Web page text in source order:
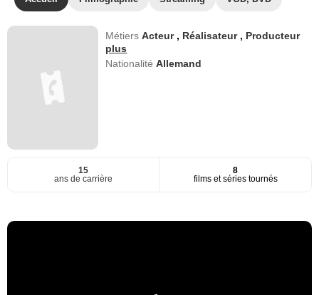
MétiersActeur , Réalisateur , Producteur
plus
NationalitéAllemand
15
ans de carrière
8
films et séries tournés